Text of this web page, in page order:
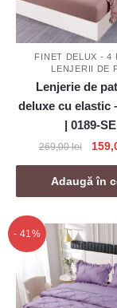
FINET DELUX - 4
LENJERII DE
Lenjerie de
deluxe cu elastic
| 0189-SE
269,00lei
inițial
a
fost:
Adaugă în
- 41%